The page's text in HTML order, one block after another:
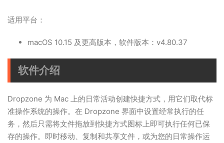
适用平台：
macOS 10.15 及更高版本，软件版本：v4.80.37
软件介绍
Dropzone 为 Mac 上的日常活动创建快捷方式，用它们取代标
准操作系统的操作。在 Dropzone 界面中设置经常执行的任
务，然后只需将文件拖放到快捷方式图标上即可执行任何已保
存的操作。即时移动、复制和共享文件，或为您的日常操作运